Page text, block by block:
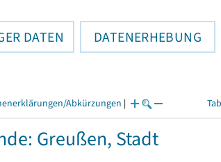
DATEN DATENERHEBUNG
Abkürzungen |
Greußen, Stadt